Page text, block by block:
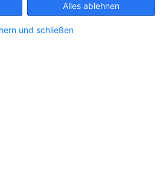
Alles ablehnen
und schließen